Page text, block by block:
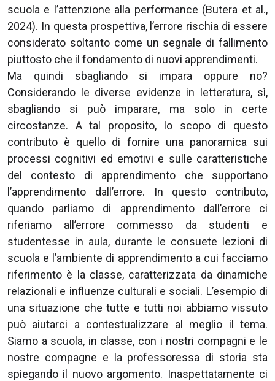
scuola e l’attenzione alla performance (Butera et al.,
2024). In questa prospettiva, l’errore rischia di essere
considerato soltanto come un segnale di fallimento
piuttosto che il fondamento di nuovi apprendimenti.
Ma quindi sbagliando si impara oppure no?
Considerando le diverse evidenze in letteratura, sì,
sbagliando si può imparare, ma solo in certe
circostanze. A tal proposito, lo scopo di questo
contributo è quello di fornire una panoramica sui
processi cognitivi ed emotivi e sulle caratteristiche
del contesto di apprendimento che supportano
l’apprendimento dall’errore. In questo contributo,
quando parliamo di apprendimento dall’errore ci
riferiamo all’errore commesso da studenti e
studentesse in aula, durante le consuete lezioni di
scuola e l’ambiente di apprendimento a cui facciamo
riferimento è la classe, caratterizzata da dinamiche
relazionali e influenze culturali e sociali. L’esempio di
una situazione che tutte e tutti noi abbiamo vissuto
può aiutarci a contestualizzare al meglio il tema.
Siamo a scuola, in classe, con i nostri compagni e le
nostre compagne e la professoressa di storia sta
spiegando il nuovo argomento. Inaspettatamente ci